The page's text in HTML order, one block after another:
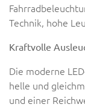
Technik, hohe
Kraftvolle
Die moderne
helle und
und einer